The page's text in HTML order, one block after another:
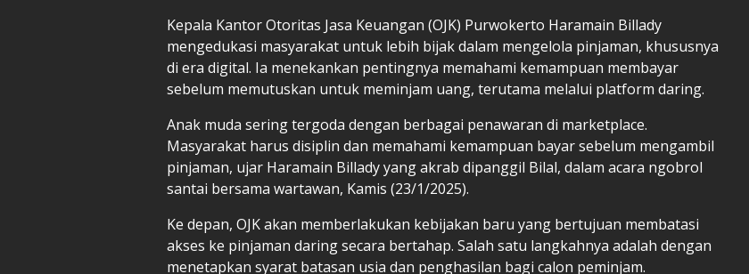
Kepala Kantor Otoritas Jasa Keuangan (OJK) Purwokerto Haramain Billady
mengedukasi masyarakat untuk lebih bijak dalam mengelola pinjaman, khususnya
di era digital. Ia menekankan pentingnya memahami kemampuan membayar
sebelum memutuskan untuk meminjam uang, terutama melalui platform daring.
Anak muda sering tergoda dengan berbagai penawaran di marketplace.
Masyarakat harus disiplin dan memahami kemampuan bayar sebelum mengambil
pinjaman, ujar Haramain Billady yang akrab dipanggil Bilal, dalam acara ngobrol
santai bersama wartawan, Kamis (23/1/2025).
Ke depan, OJK akan memberlakukan kebijakan baru yang bertujuan membatasi
akses ke pinjaman daring secara bertahap. Salah satu langkahnya adalah dengan
menetapkan syarat batasan usia dan penghasilan bagi calon peminjam.